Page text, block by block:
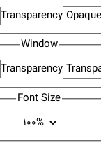
Transparency
Window
Transparency
Font Size